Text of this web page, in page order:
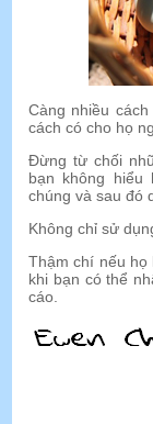
Càng nhiều
cách có cho họ
Đừng từ chối
bạn không
chúng và sau đó
Không chỉ sử
Thậm chí nếu họ
khi bạn có thể
cáo.